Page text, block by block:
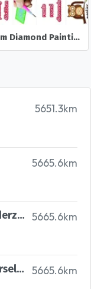
50x40cm Diamond Painting herst Uil (rond) nr 83
5651.3km
5665.6km
5665.6km
Vintage porseleinen onderzetters
5665.6km
Vintage Blue Danube porseleinen bordjes